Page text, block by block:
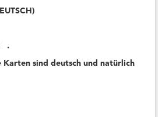
.
sind deutsch und natürlich